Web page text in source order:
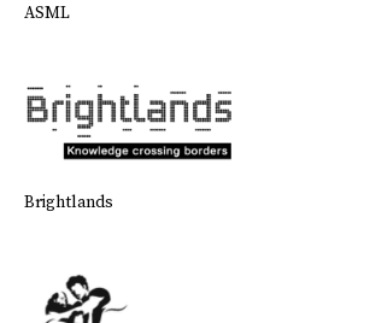
ASML
Brightlands